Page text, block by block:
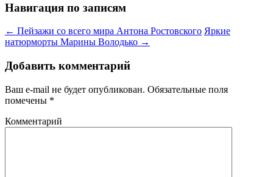
Навигация по записям
← Пейзажи со всего мира Антона Ростовского Яркие
натюрморты Марины Володько →
Добавить комментарий
Ваш e-mail не будет опубликован. Обязательные поля
помечены *
Комментарий